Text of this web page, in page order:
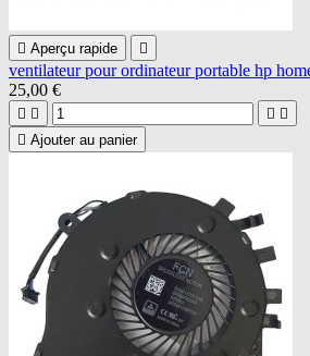
 Aperçu rapide 
ventilateur pour ordinateur portable hp
25,00 €
   
 Ajouter au panier